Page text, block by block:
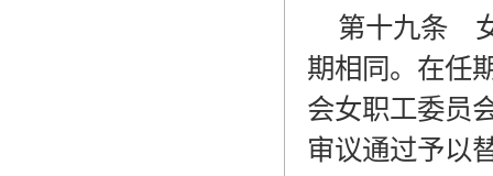
第十九条
期相同。在任
会女职工委员
审议通过予以